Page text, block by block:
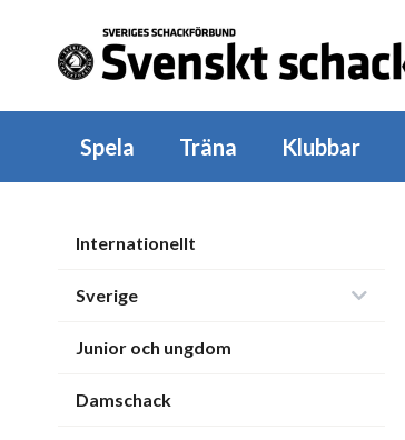
Spela Träna Klubbar
Internationellt
Sverige
Junior och ungdom
Damschack